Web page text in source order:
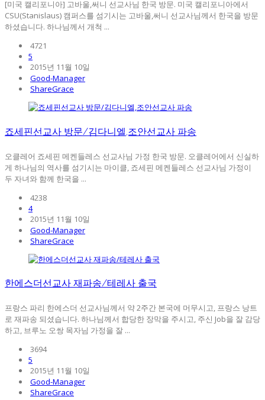
[미국 캘리포니아] 고바울,써니 선교사님 한국 방문. 미국 캘리포니아에서
CSU(Stanislaus) 캠퍼스를 섬기시는 고바울,써니 선교사님께서 한국을 방문
하셨습니다. 하나님께서 개척 ...
4721
5
2015년 11월 10일
Good-Manager
ShareGrace
죠세핀선교사 방문/김다니엘,조안선교사 파송
오클레어 죠세핀 메켄들레스 선교사님 가정 한국 방문. 오클레어에서 신실하
게 하나님의 역사를 섬기시는 마이클, 죠세핀 메켄들레스 선교사님 가정이
두 자녀와 함께 한국을 ...
4238
4
2015년 11월 10일
Good-Manager
ShareGrace
한에스더선교사 재파송/테레사 출국
프랑스 파리 한에스더 선교사님께서 약 2주간 본국에 머무시고, 프랑스 낭트
로 재파송 되셨습니다. 하나님께서 합당한 장막을 주시고, 주신 Job을 잘 감당
하고, 브루노 오쌍 목자님 가정을 잘 ...
3694
5
2015년 11월 10일
Good-Manager
ShareGrace